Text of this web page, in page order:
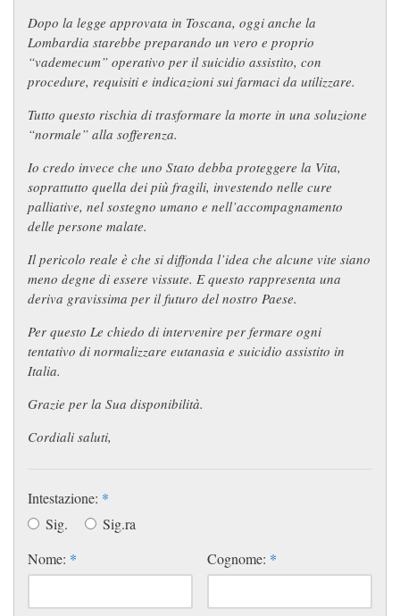
Dopo la legge approvata in Toscana, oggi anche la
Lombardia starebbe preparando un vero e proprio
“vademecum” operativo per il suicidio assistito, con
procedure, requisiti e indicazioni sui farmaci da utilizzare.
Tutto questo rischia di trasformare la morte in una soluzione
“normale” alla sofferenza.
Io credo invece che uno Stato debba proteggere la Vita,
soprattutto quella dei più fragili, investendo nelle cure
palliative, nel sostegno umano e nell’accompagnamento
delle persone malate.
Il pericolo reale è che si diffonda l’idea che alcune vite siano
meno degne di essere vissute. E questo rappresenta una
deriva gravissima per il futuro del nostro Paese.
Per questo Le chiedo di intervenire per fermare ogni
tentativo di normalizzare eutanasia e suicidio assistito in
Italia.
Grazie per la Sua disponibilità.
Cordiali saluti,
Intestazione: *
Sig.
Sig.ra
Nome: * Cognome: *